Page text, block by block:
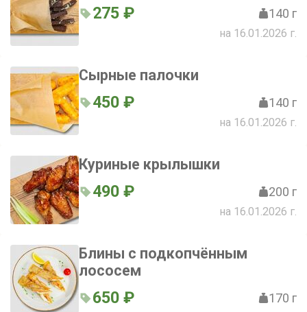
275 ₽ 140 г
на 16.01.2026 г.
Сырные палочки
450 ₽ 140 г
на 16.01.2026 г.
Куриные крылышки
490 ₽ 200 г
на 16.01.2026 г.
Блины с подкопчённым
лососем
650 ₽ 170 г